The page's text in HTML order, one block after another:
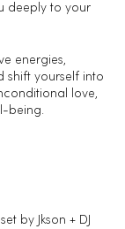
deeply to your
energies,
shift yourself into
love,
being.
by Jkson + DJ